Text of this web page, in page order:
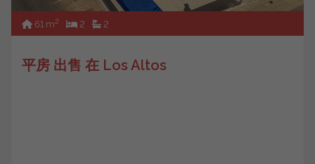
61 m2 2 2
平房 出售 在 Los Altos